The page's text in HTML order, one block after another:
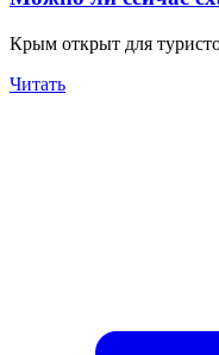
Крым открыт для
Читать